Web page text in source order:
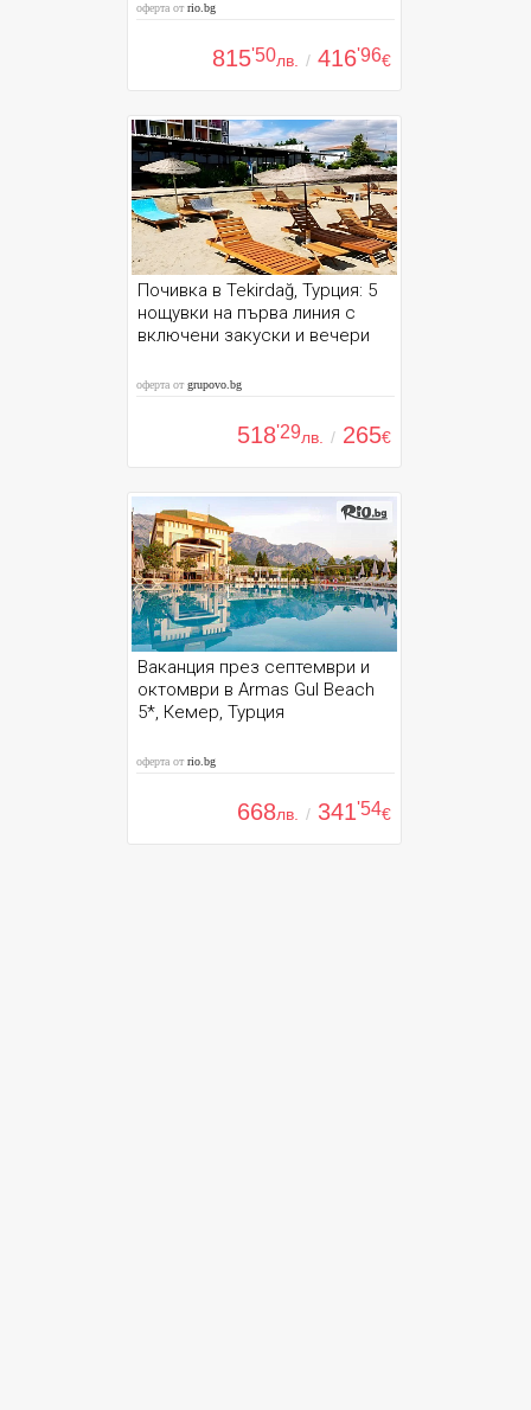
оферта отrio.bg
815'50лв. / 416'96€
Почивка в Tekirdağ, Турция: 5
нощувки на първа линия с
включени закуски и вечери
оферта отgrupovo.bg
518'29лв. / 265€
Ваканция през септември и
октомври в Armas Gul Beach
5*, Кемер, Турция
оферта отrio.bg
668лв. / 341'54€